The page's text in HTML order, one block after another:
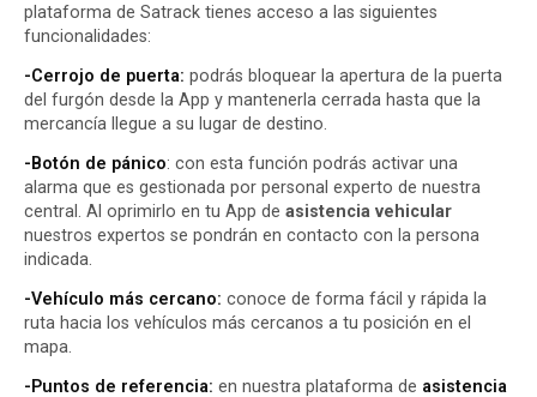
plataforma de Satrack tienes acceso a las siguientes
funcionalidades:
-Cerrojo de puerta: podrás bloquear la apertura de la puerta
del furgón desde la App y mantenerla cerrada hasta que la
mercancía llegue a su lugar de destino.
-Botón de pánico: con esta función podrás activar una
alarma que es gestionada por personal experto de nuestra
central. Al oprimirlo en tu App de asistencia vehicular
nuestros expertos se pondrán en contacto con la persona
indicada.
-Vehículo más cercano: conoce de forma fácil y rápida la
ruta hacia los vehículos más cercanos a tu posición en el
mapa.
-Puntos de referencia: en nuestra plataforma de asistencia